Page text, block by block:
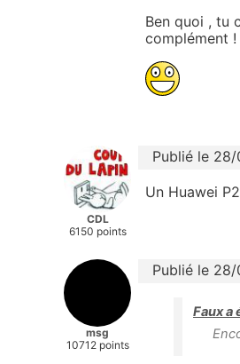
Ben quoi , tu
complément !
CDL
6150 points
Publié le
Un Huawei
msg
10712 points
Publié le 28/
Faux a